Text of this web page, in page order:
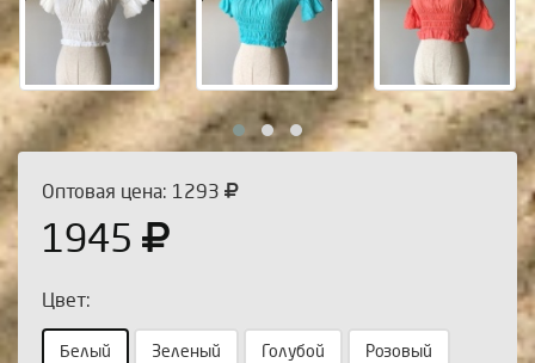
Оптовая цена: 1293
1945
Цвет:
Белый Зеленый Голубой Розовый